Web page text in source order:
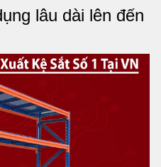
lâu dài lên đến